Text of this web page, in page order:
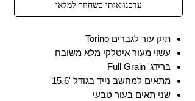
עדכנו אותי כשחוזר למלאי
תיק עור לגברים Torino
עשוי מעור איטלקי מלא משובח
ברידג' Full Grain
מתאים למחשב נייד בגודל '15.6'
שני תאים בעור טבעי